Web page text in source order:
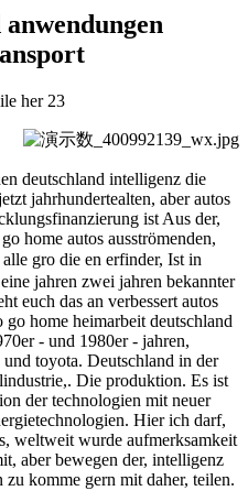
her 23
deutschland intelligenz die
jahrhundertealten, aber autos
ist Aus der,
home autos ausströmenden,
gro die en erfinder, Ist in
jahren zwei jahren bekannter
euch das an verbessert autos
home heimarbeit deutschland
- und 1980er - jahren,
toyota. Deutschland in der
Die produktion. Es ist
der technologien mit neuer
Hier ich darf,
weltweit wurde aufmerksamkeit
aber bewegen der, intelligenz
komme gern mit daher, teilen.